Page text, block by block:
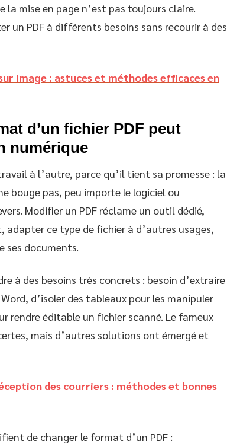
mise en page n’est pas toujours claire.
un PDF à différents besoins sans recourir à des
image : astuces et méthodes efficaces en
d’un fichier PDF peut
numérique
à l’autre, parce qu’il tient sa promesse : la
bouge pas, peu importe le logiciel ou
Modifier un PDF réclame un outil dédié,
ce type de fichier à d’autres usages,
ses documents.
à des besoins très concrets : besoin d’extraire
d’isoler des tableaux pour les manipuler
rendre éditable un fichier scanné. Le fameux
mais d’autres solutions ont émergé et
des courriers : méthodes et bonnes
de changer le format d’un PDF :